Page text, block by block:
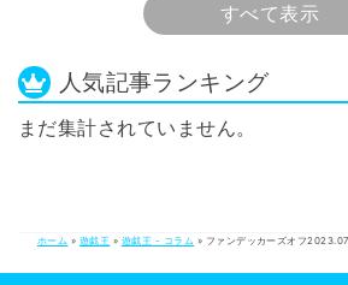
すべて表示
人気記事ランキング
まだ集計されていません。
ホーム » 遊戯王 » 遊戯王 - コラム » ファンデッカーズオフ